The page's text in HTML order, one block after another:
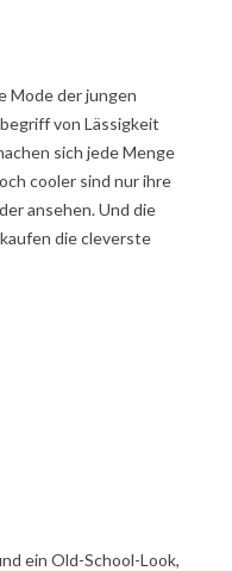
Mode der jungen
von Lässigkeit
sich jede Menge
cooler sind nur ihre
ansehen. Und die
die cleverste
ein Old-School-Look,